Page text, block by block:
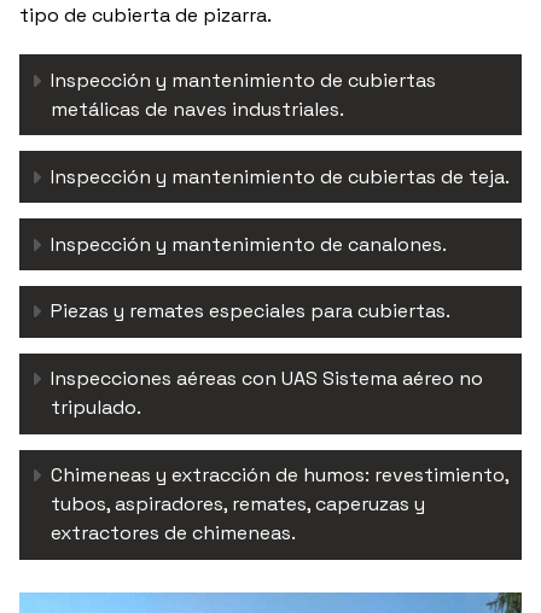
tipo de cubierta de pizarra.
Inspección y mantenimiento de cubiertas
metálicas de naves industriales.
Inspección y mantenimiento de cubiertas de teja.
Inspección y mantenimiento de canalones.
Piezas y remates especiales para cubiertas.
Inspecciones aéreas con UAS Sistema aéreo no
tripulado.
Chimeneas y extracción de humos: revestimiento,
tubos, aspiradores, remates, caperuzas y
extractores de chimeneas.